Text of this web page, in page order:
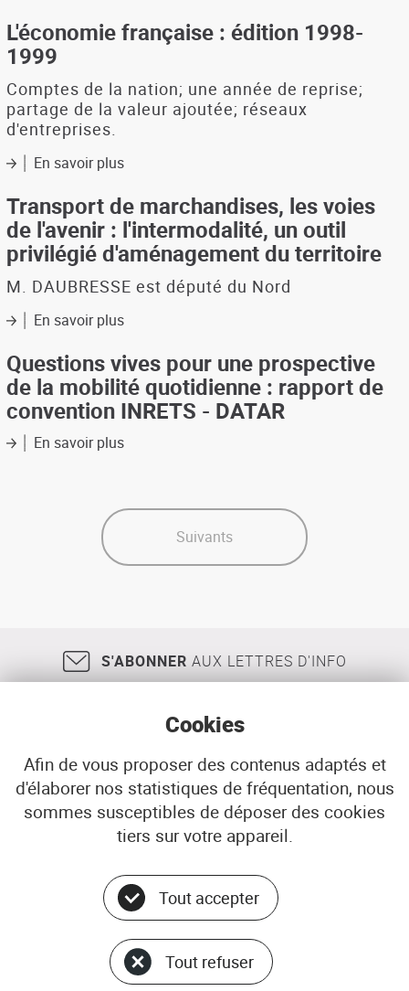
économique
et
la
Bretagne
L'économie française : édition 1998-
1999
Comptes de la nation; une année de reprise;
partage de la valeur ajoutée; réseaux
d'entreprises.
En savoir plussur
française
:
édition
1998-
Transport de marchandises, les voies
de l'avenir : l'intermodalité, un outil
privilégié d'aménagement du territoire
M. DAUBRESSE est député du Nord
En savoir plussur
de
marchandises,
les
voies
l'avenir
privilégié
Questions vives pour une prospective
de la mobilité quotidienne : rapport de
convention INRETS - DATAR
En savoir plussur
une
prospective
la
de
convention
DATAR
Suivants
S'ABONNER AUX LETTRES D'INFO
18, rue Jean Jaurès 29200 BREST
02 98 33 51 71
CONTACT
© ADEUPa
PLAN DU SITE
DONNÉES PERSONNELLES
Cookies
Afin de vous proposer des contenus adaptés et
d'élaborer nos statistiques de fréquentation, nous
sommes susceptibles de déposer des cookies
tiers sur votre appareil.
Tout accepter
Tout refuser